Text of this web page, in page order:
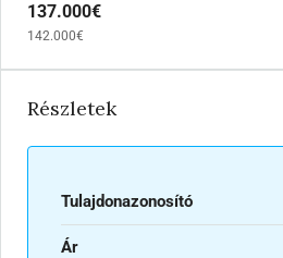
137.000€
142.000€
Részletek
Tulajdonazonosító
Ár